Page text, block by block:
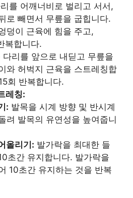
를 어깨너비로 벌리고 서서,
로 빼면서 무릎을 굽힙니다.
덩이 근육에 힘을 주고,
복합니다.
다리를 앞으로 내딛고 무릎을
와 허벅지 근육을 스트레칭합
회 반복합니다.
레칭:
: 발목을 시계 방향 및 반시계
려 발목의 유연성을 높여줍니
올리기: 발가락을 최대한 들
초간 유지합니다. 발가락을
10초간 유지하는 것을 반복